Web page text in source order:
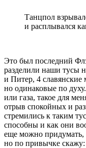
Танцпол
и расплывался
Это был последний
разделили наши тусы
и Питер, 4
но одинаковые по
или газа, такое для
отрыв спокойных и
стремились к таким
способны и как они
еще можно
но по привычке скажу: